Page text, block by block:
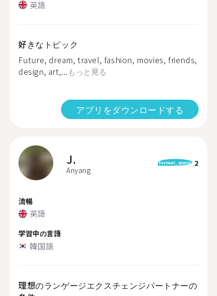
英語
好きなトピック
Future, dream, travel, fashion, movies, friends,
design, art,... もっと見る
アプリをダウンロードする
J.
Anyang
format_quote 2
流暢
英語
学習中の言語
韓国語
理想のランゲージエクスチェンジパートナーの